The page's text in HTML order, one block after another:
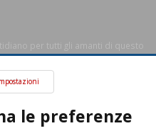
per tutti gli amanti di questo
le preferenze